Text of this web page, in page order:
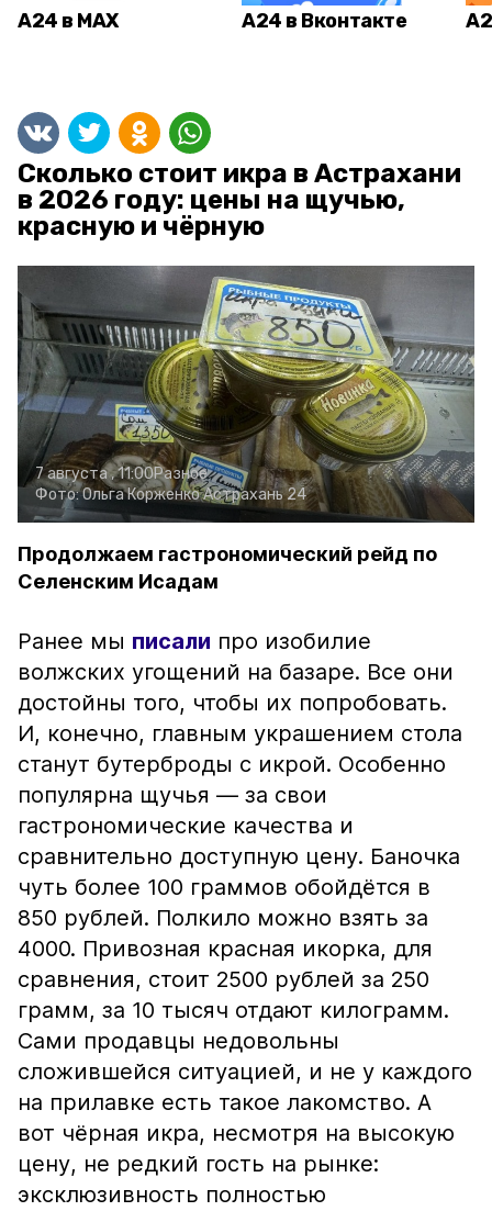
А24 в MAX А24 в Вконтакте
Сколько стоит икра в Астрахани
в 2026 году: цены на щучью,
красную и чёрную
7 августа , 11:00Разное
Фото:Ольга КорженкоАстрахань 24
Продолжаем гастрономический рейд по
Селенским Исадам
Ранее мы писали про изобилие
волжских угощений на базаре. Все они
достойны того, чтобы их попробовать.
И, конечно, главным украшением стола
станут бутерброды с икрой. Особенно
популярна щучья — за свои
гастрономические качества и
сравнительно доступную цену. Баночка
чуть более 100 граммов обойдётся в
850 рублей. Полкило можно взять за
4000. Привозная красная икорка, для
сравнения, стоит 2500 рублей за 250
грамм, за 10 тысяч отдают килограмм.
Сами продавцы недовольны
сложившейся ситуацией, и не у каждого
на прилавке есть такое лакомство. А
вот чёрная икра, несмотря на высокую
цену, не редкий гость на рынке:
эксклюзивность полностью